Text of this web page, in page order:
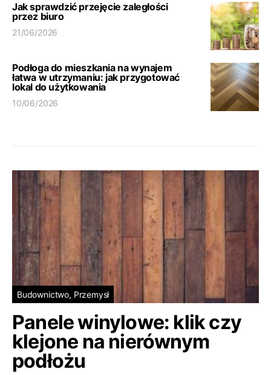
Jak sprawdzić przejęcie zaległości
przez biuro
21/06/2026
Podłoga do mieszkania na wynajem
łatwa w utrzymaniu: jak przygotować
lokal do użytkowania
10/06/2026
Budownictwo, Przemysł
Panele winylowe: klik czy
klejone na nierównym
podłożu